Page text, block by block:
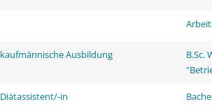
kaufmännische Ausbildung
B.Sc.
Diätassistent/-in